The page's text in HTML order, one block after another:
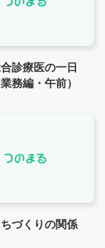
診療医の一日
務編・午前）
づくりの関係